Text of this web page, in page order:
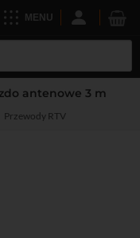
MENU
antenowe 3 m
Przewody RTV